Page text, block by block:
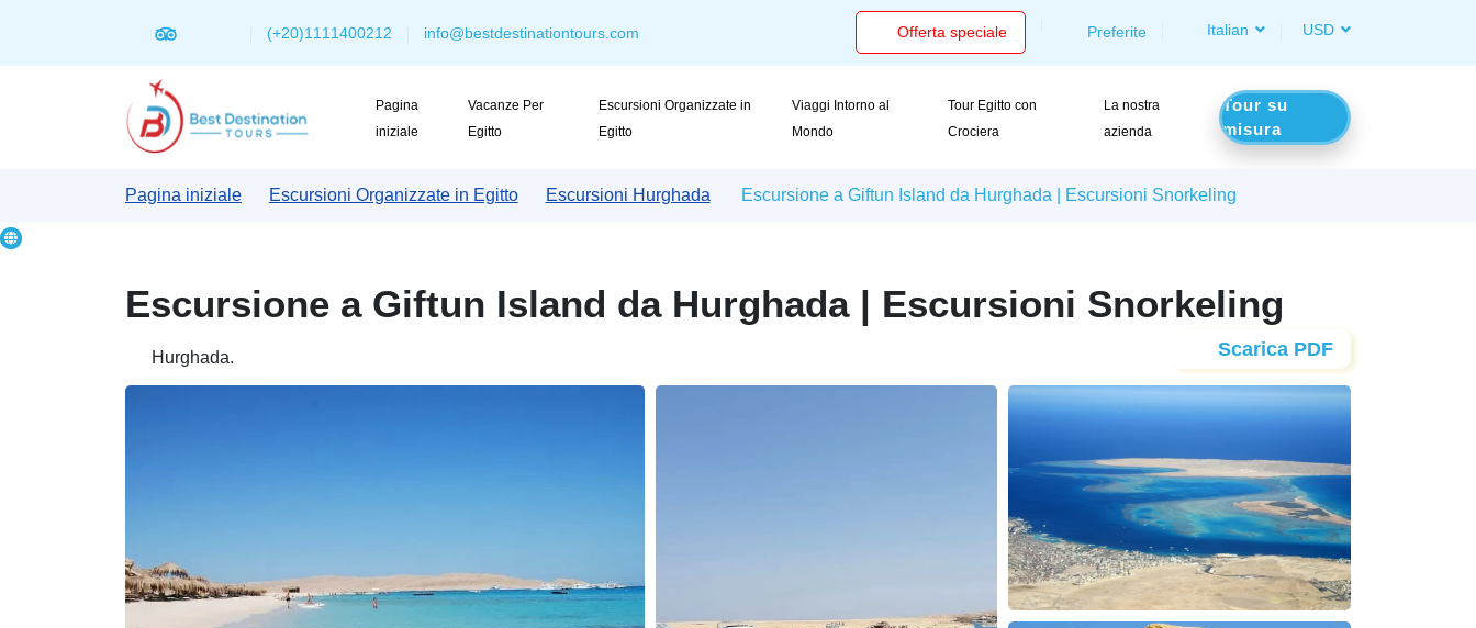
(+20)1111400212 info@bestdestinationtours.com Offerta speciale Preferite Italian USD
Pagina
iniziale
Vacanze Per
Egitto
Escursioni Organizzate in
Egitto
Viaggi Intorno al
Mondo
Tour Egitto con
Crociera
La nostra
azienda
Tour su
misura
Pagina iniziale Escursioni Organizzate in Egitto Escursioni Hurghada Escursione a Giftun Island da Hurghada | Escursioni Snorkeling
Escursione a Giftun Island da Hurghada | Escursioni Snorkeling
Hurghada. Scarica PDF